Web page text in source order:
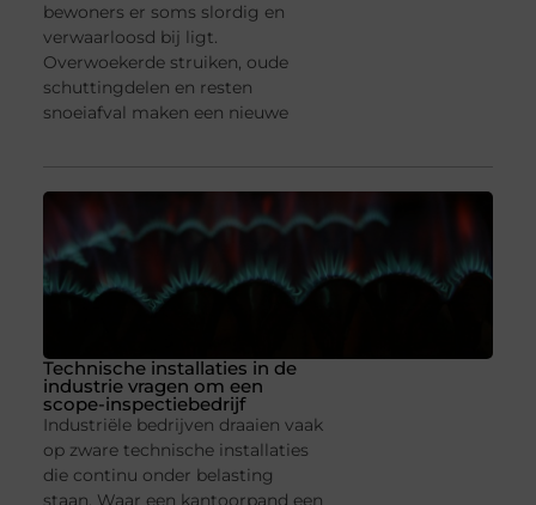
bewoners er soms slordig en
verwaarloosd bij ligt.
Overwoekerde struiken, oude
schuttingdelen en resten
snoeiafval maken een nieuwe
Technische installaties in de
industrie vragen om een
scope-inspectiebedrijf
Industriële bedrijven draaien vaak
op zware technische installaties
die continu onder belasting